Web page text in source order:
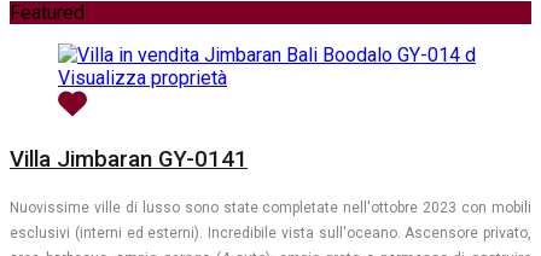
Featured
Visualizza proprietà
Villa Jimbaran GY-0141
Nuovissime ville di lusso sono state completate nell'ottobre 2023 con mobili
esclusivi (interni ed esterni). Incredibile vista sull'oceano. Ascensore privato,